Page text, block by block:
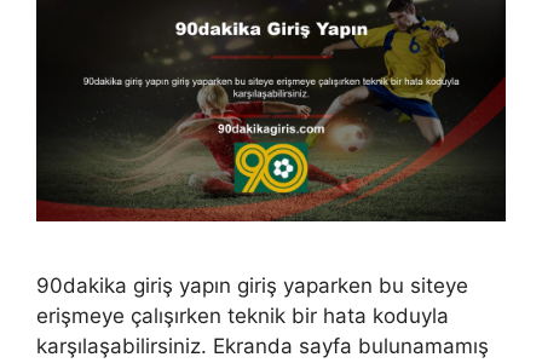
90dakika giriş yapın giriş yaparken bu siteye
erişmeye çalışırken teknik bir hata koduyla
karşılaşabilirsiniz. Ekranda sayfa bulunamamış